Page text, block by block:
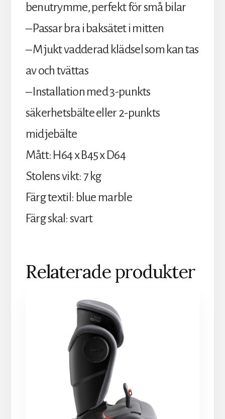
benutrymme, perfekt för små bilar
– Passar bra i baksätet i mitten
– Mjukt vadderad klädsel som kan tas
av och tvättas
– Installation med 3-punkts
säkerhetsbälte eller 2-punkts
midjebälte
Mått: H64 x B45 x D64
Stolens vikt: 7 kg
Färg textil: blue marble
Färg skal: svart
Relaterade produkter